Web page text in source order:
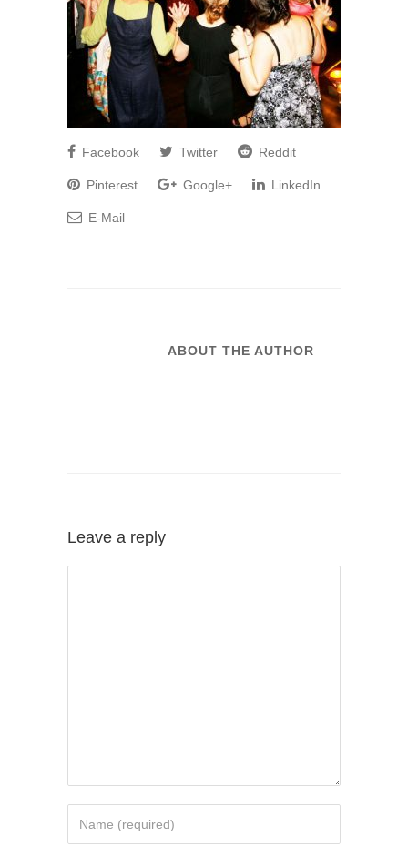
Facebook Twitter Reddit
Pinterest Google+ LinkedIn
E-Mail
ABOUT THE AUTHOR
Leave a reply